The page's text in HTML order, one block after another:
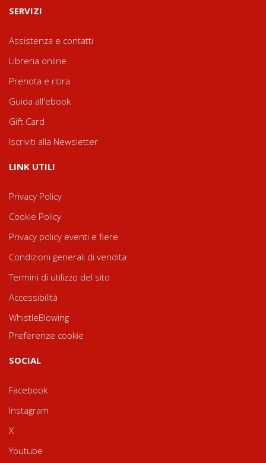
SERVIZI
Assistenza e contatti
Libreria online
Prenota e ritira
Guida all'ebook
Gift Card
Iscriviti alla Newsletter
LINK UTILI
Privacy Policy
Cookie Policy
Privacy policy eventi e fiere
Condizioni generali di vendita
Termini di utilizzo del sito
Accessibilità
WhistleBlowing
Preferenze cookie
SOCIAL
Facebook
Instagram
X
Youtube